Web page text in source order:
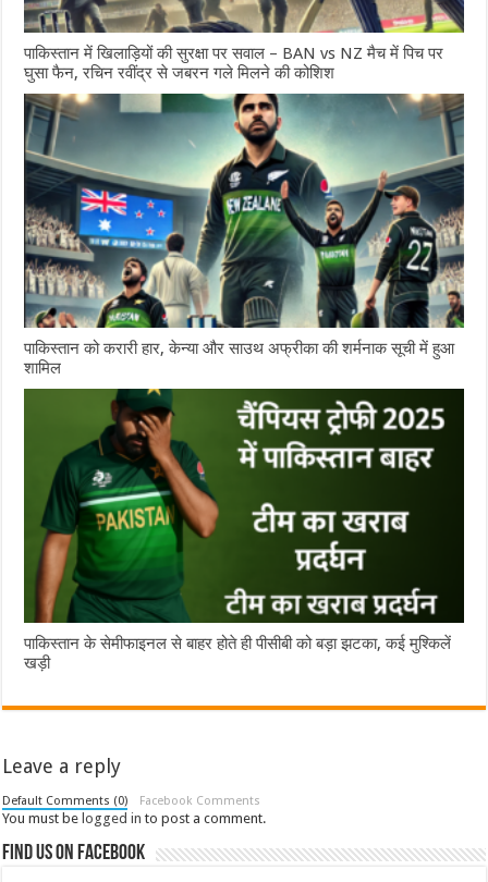
पाकिस्तान में खिलाड़ियों की सुरक्षा पर सवाल – BAN vs NZ मैच में पिच पर
घुसा फैन, रचिन रवींद्र से जबरन गले मिलने की कोशिश
पाकिस्तान को करारी हार, केन्या और साउथ अफ्रीका की शर्मनाक सूची में हुआ
शामिल
पाकिस्तान के सेमीफाइनल से बाहर होते ही पीसीबी को बड़ा झटका, कई मुश्किलें
खड़ी
Leave a reply
Default Comments (0) Facebook Comments
You must be logged in to post a comment.
Find us on Facebook